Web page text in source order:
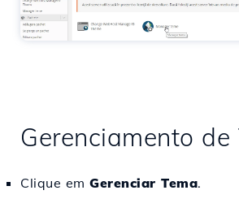
Gerenciamento de
Clique em Gerenciar Tema.